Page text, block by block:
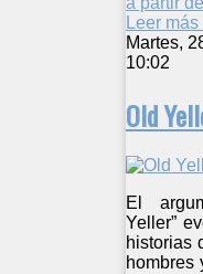
Leer más
Martes,
10:02
Old
El
Yeller”
historias
hombres